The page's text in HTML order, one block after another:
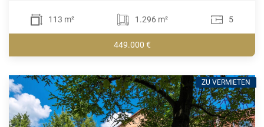
113 m² 1.296 m² 5
449.000 €
ZU VERMIETEN